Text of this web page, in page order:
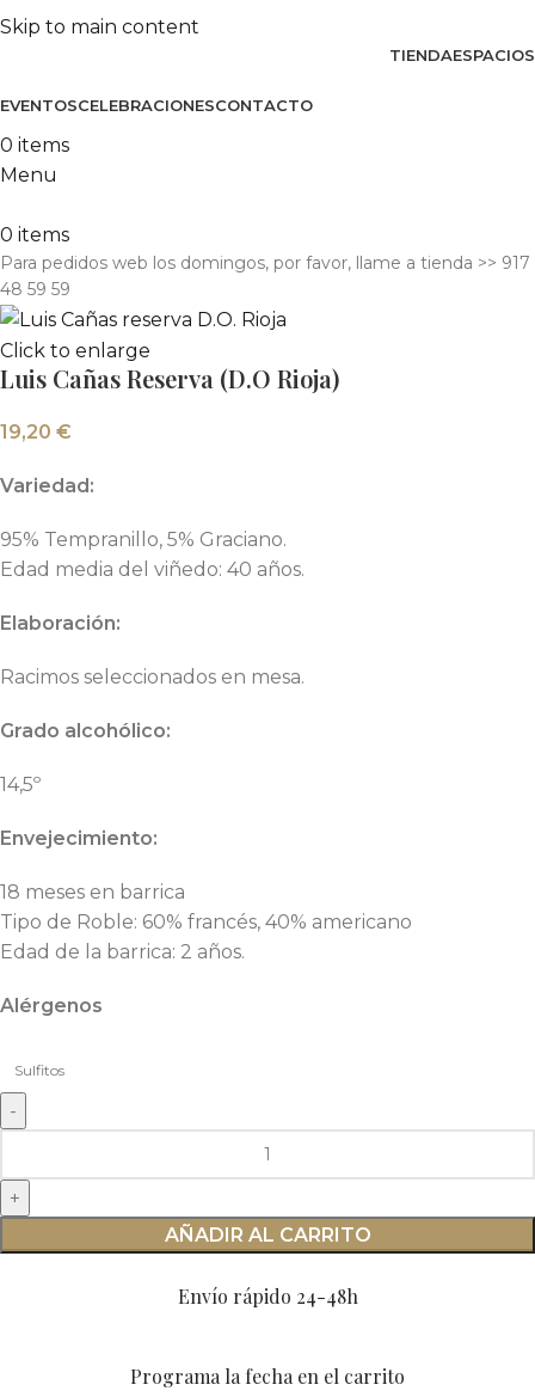
Skip to main content
TIENDAESPACIOS
EVENTOSCELEBRACIONESCONTACTO
0 items
Menu
0 items
Para pedidos web los domingos, por favor, llame a tienda​ >> 917
48 59 59
Click to enlarge
Luis Cañas Reserva (D.O Rioja)
19,20 €
Variedad:
95% Tempranillo, 5% Graciano.
Edad media del viñedo: 40 años.
Elaboración:
Racimos seleccionados en mesa.
Grado alcohólico:
14,5º
Envejecimiento:
18 meses en barrica
Tipo de Roble: 60% francés, 40% americano
Edad de la barrica: 2 años.
Alérgenos
Sulfitos
AÑADIR AL CARRITO
Envío rápido 24-48h
Programa la fecha en el carrito